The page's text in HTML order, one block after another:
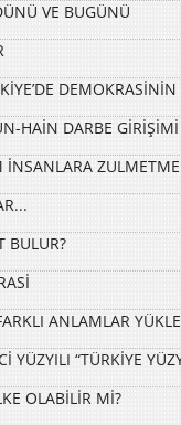
VE BUGÜNÜ
HAİN DARBE GİRİŞİMİ
BULUR?
ANLAMLAR
YÜZYILI “TÜRKİYE
OLABİLİR Mİ?